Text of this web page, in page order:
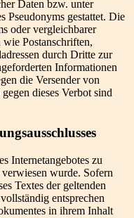
Daten bzw. unter
Pseudonyms gestattet. Die
oder vergleichbarer
Postanschriften,
durch Dritte zur
Informationen
die Versender von
dieses Verbot sind
Internetangebotes zu
wurde. Sofern
Textes der geltenden
entsprechen
in ihrem Inhalt